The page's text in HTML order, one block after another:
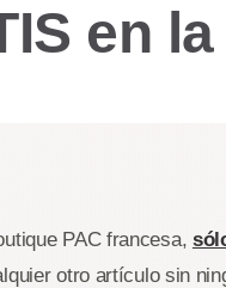
en
PAC francesa,
otro artículo sin